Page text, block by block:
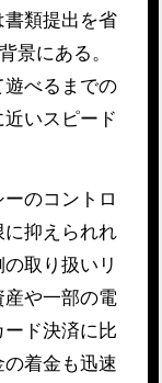
類提出を省
景にある。
べるまでの
近いスピード
のコントロ
抑えられれ
取り扱いリ
や一部の電
ド決済に比
着金も迅速